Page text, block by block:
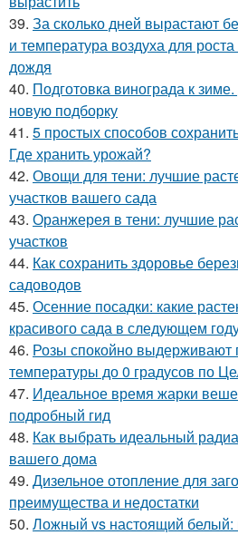
39. За сколько дней вырастают
и температура воздуха для
дождя
40. Подготовка винограда к
новую подборку
41. 5 простых способов
Где хранить урожай?
42. Овощи для тени: лучшие
участков вашего сада
43. Оранжерея в тени: лучшие
участков
44. Как сохранить здоровье
садоводов
45. Осенние посадки: какие
красивого сада в следующем
46. Розы спокойно выдерживают
температуры до 0 градусов по
47. Идеальное время жарки
подробный гид
48. Как выбрать идеальный
вашего дома
49. Дизельное отопление для
преимущества и недостатки
50. Ложный vs настоящий белый: